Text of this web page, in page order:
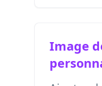
Image